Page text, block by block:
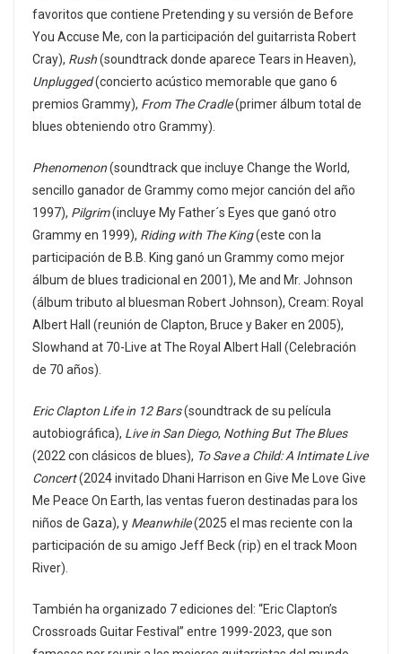
favoritos que contiene Pretending y su versión de Before
You Accuse Me, con la participación del guitarrista Robert
Cray), Rush(soundtrack donde aparece Tears in Heaven),
Unplugged(concierto acústico memorable que gano 6
premios Grammy), From The Cradle(primer álbum total de
blues obteniendo otro Grammy).
Phenomenon(soundtrack que incluye Change the World,
sencillo ganador de Grammy como mejor canción del año
1997), Pilgrim(incluye My Father´s Eyes que ganó otro
Grammy en 1999), Riding with The King(este con la
participación de B.B. King ganó un Grammy como mejor
álbum de blues tradicional en 2001), Me and Mr. Johnson
(álbum tributo al bluesman Robert Johnson), Cream: Royal
Albert Hall (reunión de Clapton, Bruce y Baker en 2005),
Slowhand at 70-Live at The Royal Albert Hall (Celebración
de 70 años).
Eric Clapton Life in 12 Bars(soundtrack de su película
autobiográfica), Live in San Diego, Nothing But The Blues
(2022 con clásicos de blues), To Save a Child: A Intimate Live
Concert(2024 invitado Dhani Harrison en Give Me Love Give
Me Peace On Earth, las ventas fueron destinadas para los
niños de Gaza), y Meanwhile(2025 el mas reciente con la
participación de su amigo Jeff Beck (rip) en el track Moon
River).
También ha organizado 7 ediciones del: “Eric Clapton’s
Crossroads Guitar Festival” entre 1999-2023, que son